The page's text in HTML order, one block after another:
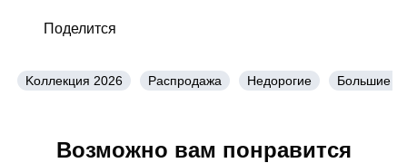
Поделится
Kоллекция 2026 Распродажа Недорогие Большие
Возможно вам понравится